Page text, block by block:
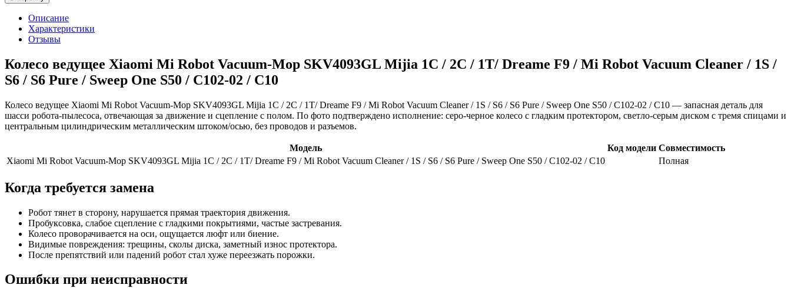
Описание
Характеристики
Отзывы
Колесо ведущее Xiaomi Mi Robot Vacuum-Mop SKV4093GL Mijia 1C / 2C / 1T/ Dreame F9 / Mi Robot Vacuum Cleaner / 1S /
S6 / S6 Pure / Sweep One S50 / C102-02 / С10
Колесо ведущее Xiaomi Mi Robot Vacuum-Mop SKV4093GL Mijia 1C / 2C / 1T/ Dreame F9 / Mi Robot Vacuum Cleaner / 1S / S6 / S6 Pure / Sweep One S50 / C102-02 / С10 — запасная деталь для
шасси робота-пылесоса, отвечающая за движение и сцепление с полом. По фото подтверждено исполнение: серо-черное колесо с гладким протектором, светло-серым диском с тремя спицами и
центральным цилиндрическим металлическим штоком/осью, без проводов и разъемов.
Модель Код модели Совместимость
Xiaomi Mi Robot Vacuum-Mop SKV4093GL Mijia 1C / 2C / 1T/ Dreame F9 / Mi Robot Vacuum Cleaner / 1S / S6 / S6 Pure / Sweep One S50 / C102-02 / С10
Полная
Когда требуется замена
Робот тянет в сторону, нарушается прямая траектория движения.
Пробуксовка, слабое сцепление с гладкими покрытиями, частые застревания.
Колесо проворачивается на оси, ощущается люфт или биение.
Видимые повреждения: трещины, сколы диска, заметный износ протектора.
После препятствий или падений робот стал хуже переезжать порожки.
Ошибки при неисправности